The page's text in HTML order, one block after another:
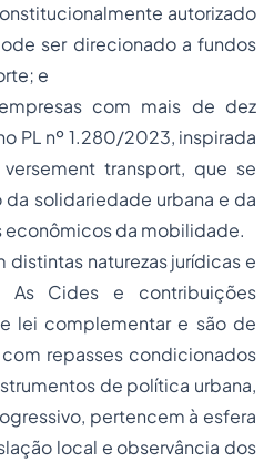
autorizado
ser direcionado a fundos
e
com mais de dez
PL nº 1.280/2023, inspirada
versement transport, que se
solidariedade urbana e da
da mobilidade.
distintas naturezas jurídicas e
As Cides e contribuições
lei complementar e são de
repasses condicionados
de política urbana,
pertencem à esfera
local e observância dos